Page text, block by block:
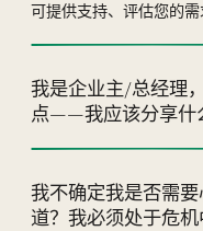
可提供支持、评估您的需
我是企业主/总经理
点——我应该分享什
我不确定我是否需
道？我必须处于危机